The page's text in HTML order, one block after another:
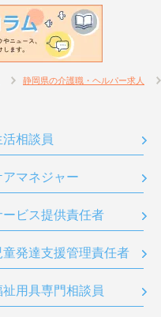
静岡県の介護職・ヘルパー求人
活相談員
アマネジャー
ービス提供責任者
童発達支援管理責任者
祉用具専門相談員